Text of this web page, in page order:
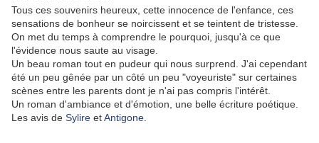
Tous ces souvenirs heureux, cette innocence de l'enfance, ces
sensations de bonheur se noircissent et se teintent de tristesse.
On met du temps à comprendre le pourquoi, jusqu'à ce que
l'évidence nous saute au visage.
Un beau roman tout en pudeur qui nous surprend. J'ai cependant
été un peu gênée par un côté un peu "voyeuriste" sur certaines
scènes entre les parents dont je n'ai pas compris l'intérêt.
Un roman d'ambiance et d'émotion, une belle écriture poétique.
Les avis de Sylire etAntigone